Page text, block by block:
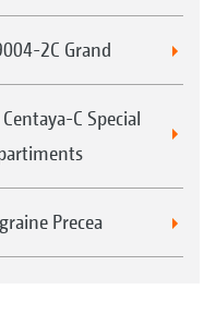
2C Grand
C Special
Precea